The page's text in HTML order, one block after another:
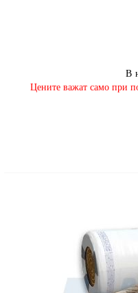
В
​Цените важат само при